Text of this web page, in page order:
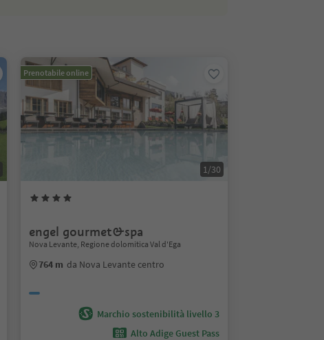
Prenotabile online
1/30
engel gourmet&spa
Nova Levante, Regione dolomitica Val d'Ega
764 m da Nova Levante centro
Marchio sostenibilità livello 3
Alto Adige Guest Pass